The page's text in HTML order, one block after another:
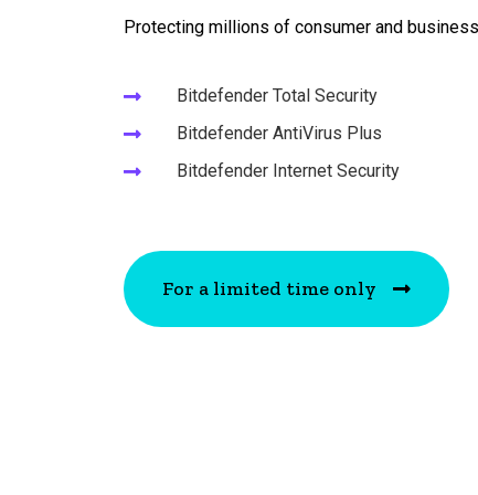
Protecting millions of consumer and
Bitdefender Total Security
Bitdefender AntiVirus Plus
Bitdefender Internet Security
For a limited time only